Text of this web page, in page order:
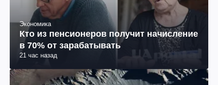
Экономика
Кто из пенсионеров получит начисление
в 70% от зарабатывать